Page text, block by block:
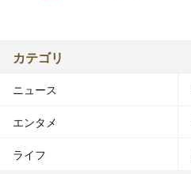
カテゴリ
ニュース
エンタメ
ライフ